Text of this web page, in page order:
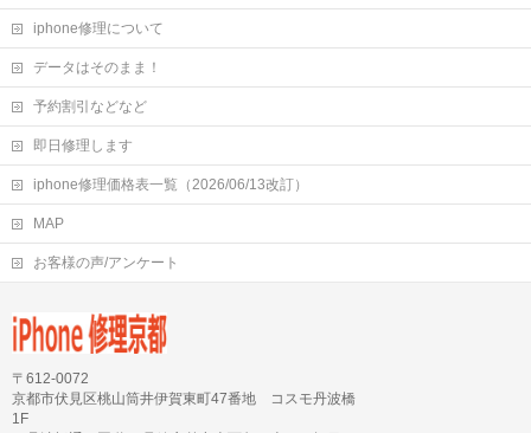
iphone修理について
データはそのまま！
予約割引などなど
即日修理します
iphone修理価格表一覧（2026/06/13改訂）
MAP
お客様の声/アンケート
〒612-0072
京都市伏見区桃山筒井伊賀東町47番地 コスモ丹波橋
1F